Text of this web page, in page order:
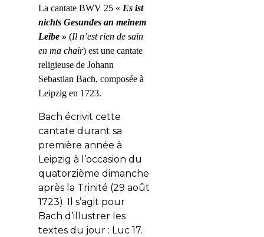
La cantate BWV 25 « Es ist
nichts Gesundes an meinem
Leibe » (Il n’est rien de sain
en ma chair) est une cantate
religieuse de Johann
Sebastian Bach, composée à
Leipzig en 1723.
Bach écrivit cette
cantate durant sa
première année à
Leipzig à l’occasion du
quatorzième dimanche
après la Trinité (29 août
1723). Il s’agit pour
Bach d’illustrer les
textes du jour : Luc 17.